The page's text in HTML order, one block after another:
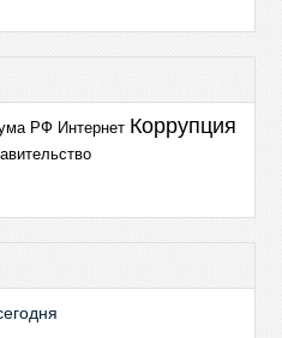
РФ Интернет Коррупция